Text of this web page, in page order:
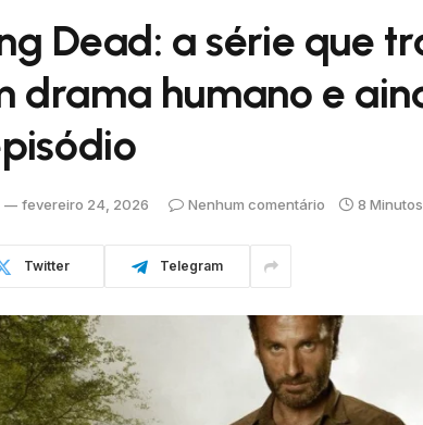
Dead: a série que
drama humano e
fevereiro 24, 2026 Nenhum comentário 8
Twitter Telegram